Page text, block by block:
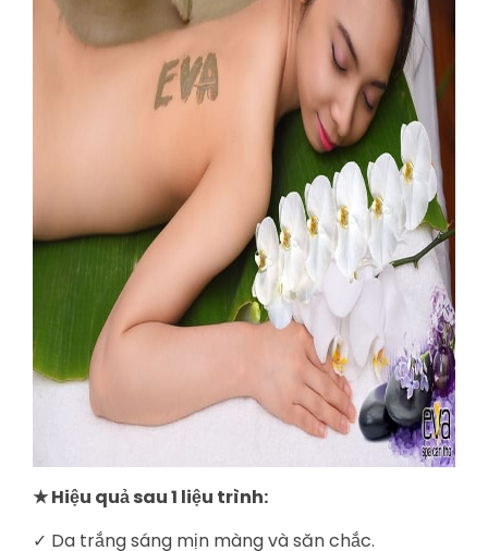
★ Hiệu quả sau 1 liệu trình:
✓ Da trắng sáng mịn màng và săn chắc.